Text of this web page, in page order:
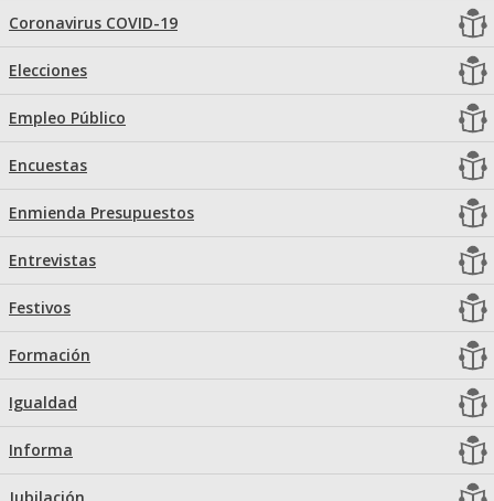
Coronavirus COVID-19
Elecciones
Empleo Público
Encuestas
Enmienda Presupuestos
Entrevistas
Festivos
Formación
Igualdad
Informa
Jubilación